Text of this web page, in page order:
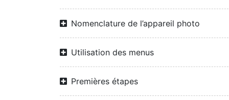
Nomenclature de l’appareil photo
Utilisation des menus
Premières étapes